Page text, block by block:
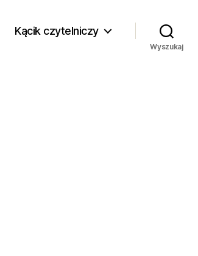
Kącik czytelniczy
Wyszukaj